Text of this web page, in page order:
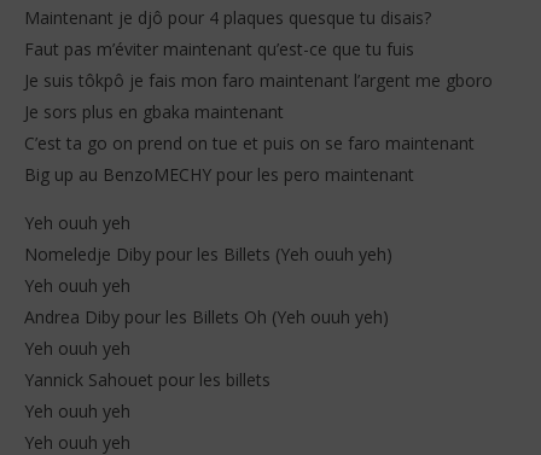
Maintenant je djô pour 4 plaques quesque tu disais?
Faut pas m’éviter maintenant qu’est-ce que tu fuis
Je suis tôkpô je fais mon faro maintenant l’argent me gboro
Je sors plus en gbaka maintenant
C’est ta go on prend on tue et puis on se faro maintenant
Big up au BenzoMECHY pour les pero maintenant
Yeh ouuh yeh
Nomeledje Diby pour les Billets (Yeh ouuh yeh)
Yeh ouuh yeh
Andrea Diby pour les Billets Oh (Yeh ouuh yeh)
Yeh ouuh yeh
Yannick Sahouet pour les billets
Yeh ouuh yeh
Yeh ouuh yeh